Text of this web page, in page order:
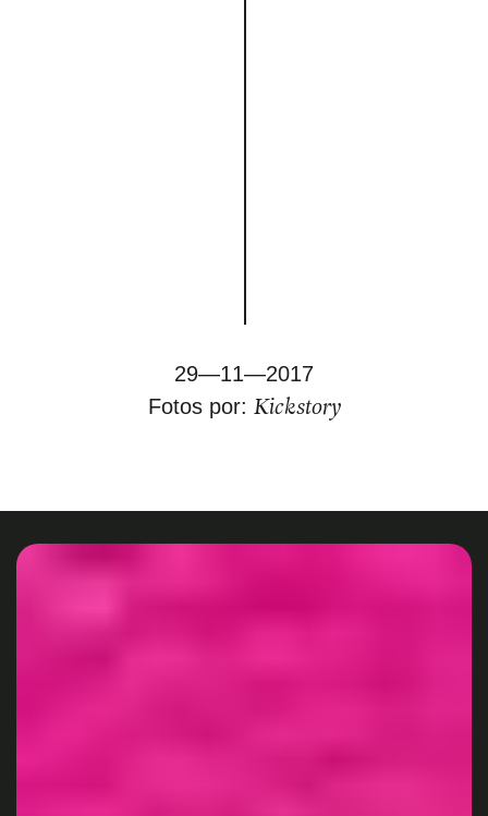
29—11—2017
Fotos por: Kickstory